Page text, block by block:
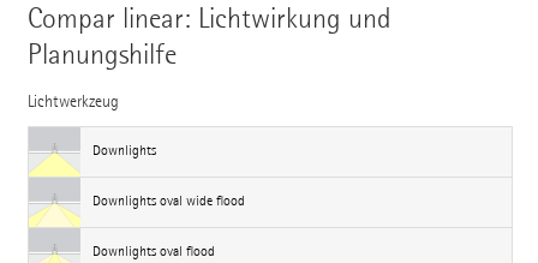
Compar linear: Lichtwirkung und
Planungshilfe
Lichtwerkzeug
Downlights
Downlights oval wide flood
Downlights oval flood